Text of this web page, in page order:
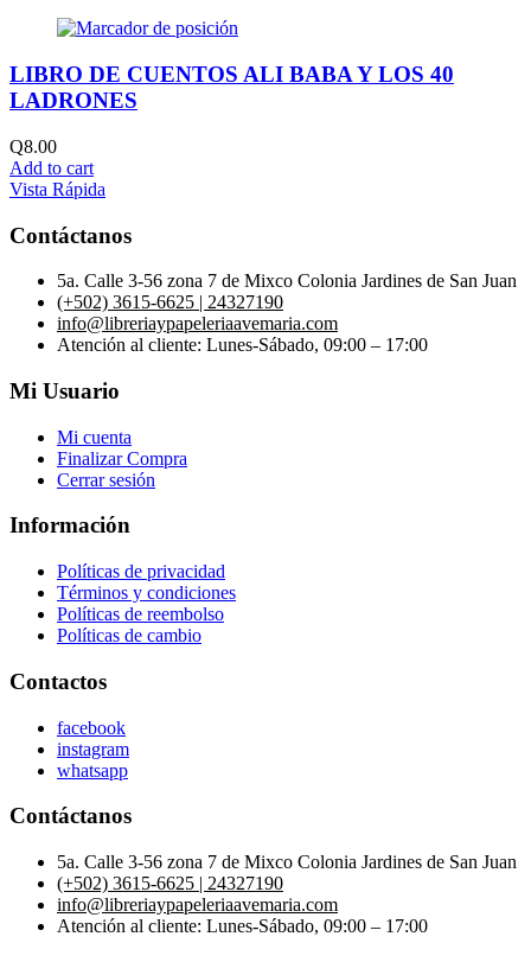
LIBRO DE CUENTOS ALI BABA Y LOS 40
LADRONES
Q8.00
Add to cart
Vista Rápida
Contáctanos
5a. Calle 3-56 zona 7 de Mixco Colonia Jardines de San Juan
(+502) 3615-6625 | 24327190
info@libreriaypapeleriaavemaria.com
Atención al cliente: Lunes-Sábado, 09:00 – 17:00
Mi Usuario
Mi cuenta
Finalizar Compra
Cerrar sesión
Información
Políticas de privacidad
Términos y condiciones
Políticas de reembolso
Políticas de cambio
Contactos
facebook
instagram
whatsapp
Contáctanos
5a. Calle 3-56 zona 7 de Mixco Colonia Jardines de San Juan
(+502) 3615-6625 | 24327190
info@libreriaypapeleriaavemaria.com
Atención al cliente: Lunes-Sábado, 09:00 – 17:00